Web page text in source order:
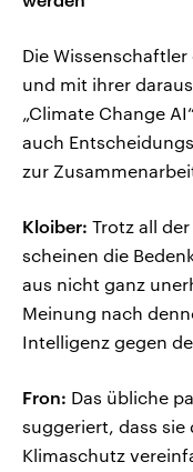
Die
und mit ihrer
„Climate Change
auch
zur
Kloiber: Trotz all
scheinen die
aus nicht ganz
Meinung nach
Intelligenz gegen
Fron: Das übliche
suggeriert, dass
Klimaschutz